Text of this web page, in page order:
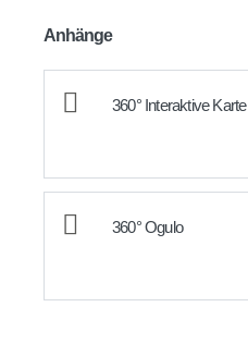
Anhänge
360° Interaktive Karte
360° Ogulo